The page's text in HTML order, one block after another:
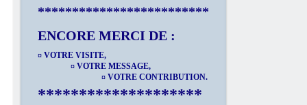
*************************
ENCORE MERCI DE :
¤ VOTRE VISITE,
¤ VOTRE MESSAGE,
¤ VOTRE CONTRIBUTION.
********************